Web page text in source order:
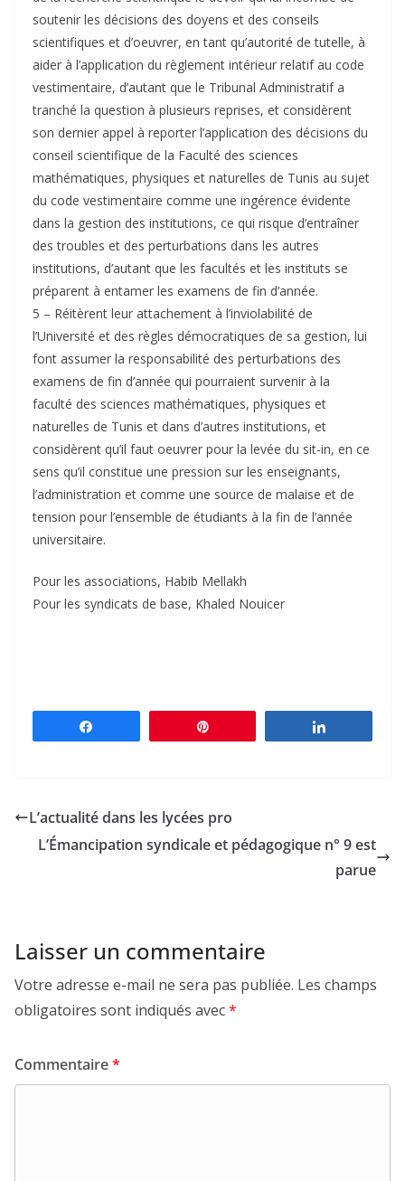
soutenir les décisions des doyens et des conseils
scientifiques et d’oeuvrer, en tant qu’autorité de tutelle, à
aider à l’application du règlement intérieur relatif au code
vestimentaire, d’autant que le Tribunal Administratif a
tranché la question à plusieurs reprises, et considèrent
son dernier appel à reporter l’application des décisions du
conseil scientifique de la Faculté des sciences
mathématiques, physiques et naturelles de Tunis au sujet
du code vestimentaire comme une ingérence évidente
dans la gestion des institutions, ce qui risque d’entraîner
des troubles et des perturbations dans les autres
institutions, d’autant que les facultés et les instituts se
préparent à entamer les examens de fin d’année.
5 – Réitèrent leur attachement à l’inviolabilité de
l’Université et des règles démocratiques de sa gestion, lui
font assumer la responsabilité des perturbations des
examens de fin d’année qui pourraient survenir à la
faculté des sciences mathématiques, physiques et
naturelles de Tunis et dans d’autres institutions, et
considèrent qu’il faut oeuvrer pour la levée du sit-in, en ce
sens qu’il constitue une pression sur les enseignants,
l’administration et comme une source de malaise et de
tension pour l’ensemble de étudiants à la fin de l’année
universitaire.
Pour les associations, Habib Mellakh
Pour les syndicats de base, Khaled Nouicer
L’actualité dans les lycées pro
L’Émancipation syndicale et pédagogique n° 9 est
parue
Laisser un commentaire
Votre adresse e-mail ne sera pas publiée. Les champs
obligatoires sont indiqués avec*
Commentaire*